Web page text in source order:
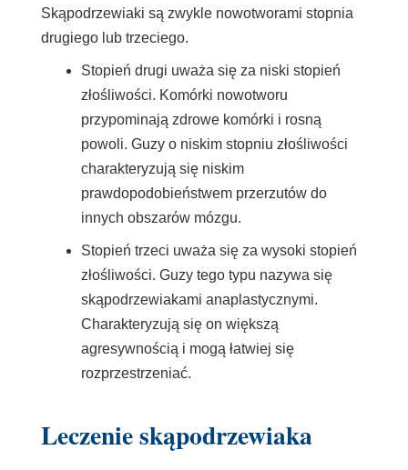
Skąpodrzewiaki są zwykle nowotworami stopnia
drugiego lub trzeciego.
Stopień drugi uważa się za niski stopień
złośliwości. Komórki nowotworu
przypominają zdrowe komórki i rosną
powoli. Guzy o niskim stopniu złośliwości
charakteryzują się niskim
prawdopodobieństwem przerzutów do
innych obszarów mózgu.
Stopień trzeci uważa się za wysoki stopień
złośliwości. Guzy tego typu nazywa się
skąpodrzewiakami anaplastycznymi.
Charakteryzują się on większą
agresywnością i mogą łatwiej się
rozprzestrzeniać.
Leczenie skąpodrzewiaka